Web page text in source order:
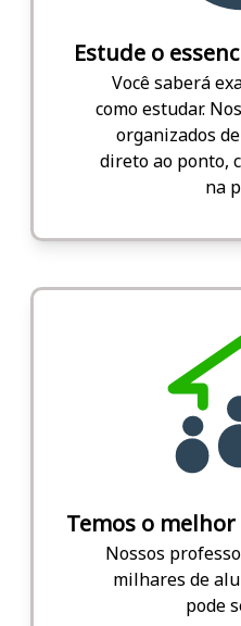
Estude o
Você saberá
como estudar.
organizados
direto ao ponto,
na
Temos o
Nossos
milhares de
pode